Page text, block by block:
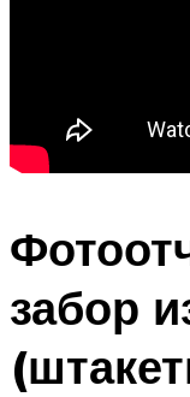
забор